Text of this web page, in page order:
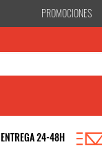
PROMOCIONES
ENTREGA 24-48H